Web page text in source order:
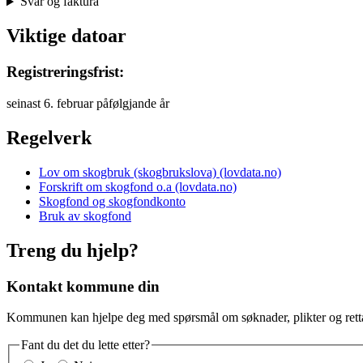
Viktige datoar
Registreringsfrist:
seinast 6. februar påfølgjande år
Regelverk
Lov om skogbruk (skogbrukslova) (lovdata.no)
Forskrift om skogfond o.a (lovdata.no)
Skogfond og skogfondkonto
Bruk av skogfond
Treng du hjelp?
Kontakt kommune din
Kommunen kan hjelpe deg med spørsmål om søknader, plikter og
Fant du det du lette etter?